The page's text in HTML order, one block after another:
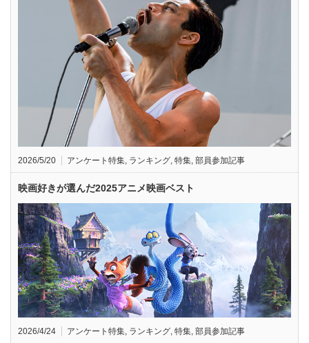
2026/5/20 アンケート特集, ランキング, 特集, 部員参加記事
映画好きが選んだ2025アニメ映画ベスト
2026/4/24 アンケート特集 ランキング 特集 部員参加記事